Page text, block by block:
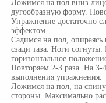
Ложимся на пол вниз
дугообразную форму.
Упражнение достаточно
эффектом.
Садимся на пол, опираясь
сзади таза. Ноги
горизонтальное
Повторяем 2-3 раза. На 3-
выполнения упражнения.
Ложимся на пол, на
стороны. Максимально